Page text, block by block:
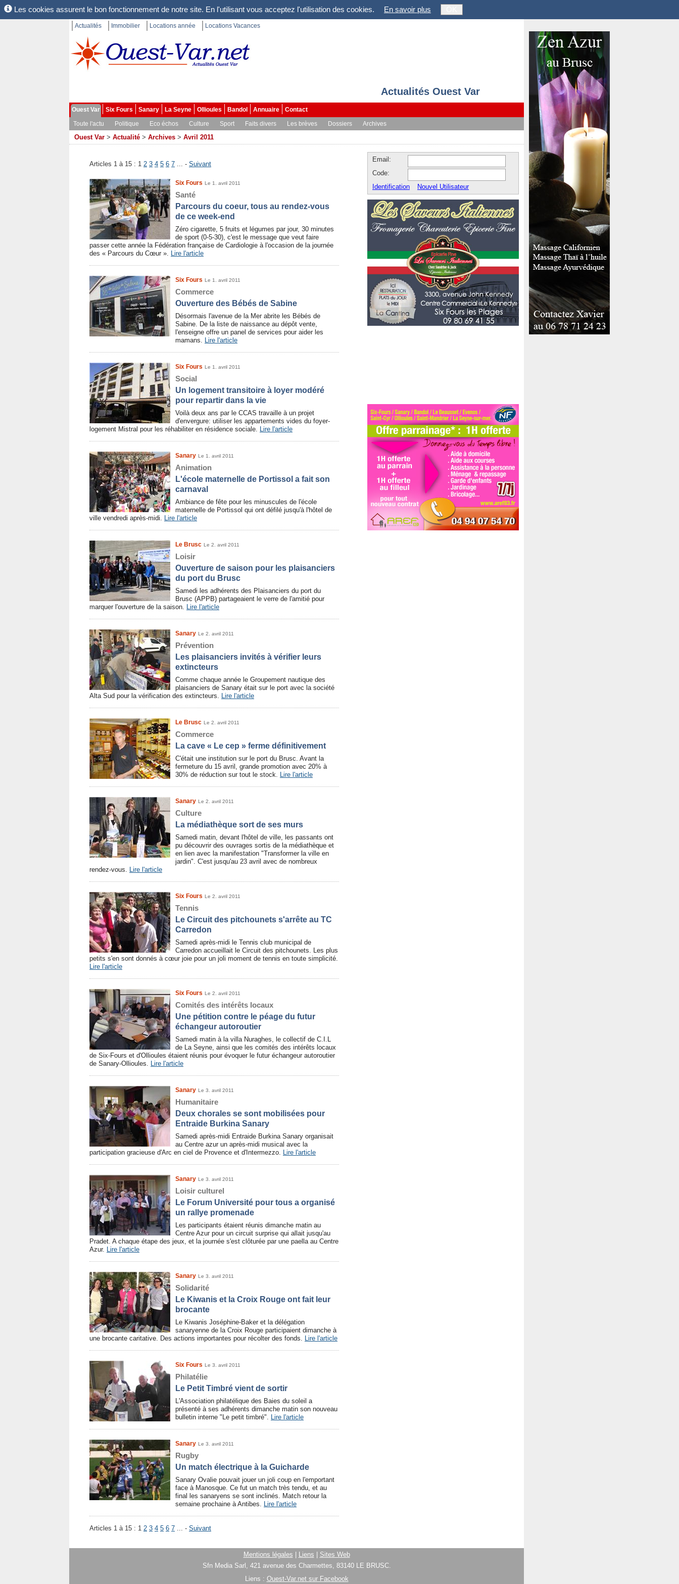
Les cookies assurent le bon fonctionnement de notre site. En l'utilisant vous acceptez l'utilisation des cookies. En savoir plus
Actualités Immobilier Locations année Locations Vacances
Actualités Ouest Var
Ouest Var Six Fours Sanary La Seyne Ollioules Bandol Annuaire
Contact
Toute l'actu
Politique Eco échos Culture Sport Faits divers Les brèves Dossiers Archives
Ouest Var > Actualité > Archives > Avril 2011
Articles 1 à 15 : 1 2 3 4 5 6 7 ... - Suivant
Six Fours Le 1. avril 2011
Santé
Parcours du coeur, tous au rendez-vous
de ce week-end
Zéro cigarette, 5 fruits et légumes par jour, 30 minutes
de sport (0-5-30), c'est le message que veut faire
passer cette année la Fédération française de Cardiologie à l'occasion de la journée
des « Parcours du Cœur ». Lire l'article
Six Fours Le 1. avril 2011
Commerce
Ouverture des Bébés de Sabine
Désormais l'avenue de la Mer abrite les Bébés de
Sabine. De la liste de naissance au dépôt vente,
l'enseigne offre un panel de services pour aider les
mamans. Lire l'article
Six Fours Le 1. avril 2011
Social
Un logement transitoire à loyer modéré
pour repartir dans la vie
Voilà deux ans par le CCAS travaille à un projet
d'envergure: utiliser les appartements vides du foyer-
logement Mistral pour les réhabiliter en résidence sociale. Lire l'article
Sanary Le 1. avril 2011
Animation
L'école maternelle de Portissol a fait son
carnaval
Ambiance de fête pour les minuscules de l'école
maternelle de Portissol qui ont défilé jusqu'à l'hôtel de
ville vendredi après-midi. Lire l'article
Le Brusc Le 2. avril 2011
Loisir
Ouverture de saison pour les plaisanciers
du port du Brusc
Samedi les adhérents des Plaisanciers du port du
Brusc (APPB) partageaient le verre de l'amitié pour
marquer l'ouverture de la saison. Lire l'article
Sanary Le 2. avril 2011
Prévention
Les plaisanciers invités à vérifier leurs
extincteurs
Comme chaque année le Groupement nautique des
plaisanciers de Sanary était sur le port avec la société
Alta Sud pour la vérification des extincteurs. Lire l'article
Le Brusc Le 2. avril 2011
Commerce
La cave « Le cep » ferme définitivement
C'était une institution sur le port du Brusc. Avant la
fermeture du 15 avril, grande promotion avec 20% à
30% de réduction sur tout le stock. Lire l'article
Sanary Le 2. avril 2011
Culture
La médiathèque sort de ses murs
Samedi matin, devant l'hôtel de ville, les passants ont
pu découvrir des ouvrages sortis de la médiathèque et
en lien avec la manifestation "Transformer la ville en
jardin". C'est jusqu'au 23 avril avec de nombreux
rendez-vous. Lire l'article
Six Fours Le 2. avril 2011
Tennis
Le Circuit des pitchounets s'arrête au TC
Carredon
Samedi après-midi le Tennis club municipal de
Carredon accueillait le Circuit des pitchounets. Les plus
petits s'en sont donnés à cœur joie pour un joli moment de tennis en toute simplicité.
Lire l'article
Six Fours Le 2. avril 2011
Comités des intérêts locaux
Une pétition contre le péage du futur
échangeur autoroutier
Samedi matin à la villa Nuraghes, le collectif de C.I.L
de La Seyne, ainsi que les comités des intérêts locaux
de Six-Fours et d'Ollioules étaient réunis pour évoquer le futur échangeur autoroutier
de Sanary-Ollioules. Lire l'article
Sanary Le 3. avril 2011
Humanitaire
Deux chorales se sont mobilisées pour
Entraide Burkina Sanary
Samedi après-midi Entraide Burkina Sanary organisait
au Centre azur un après-midi musical avec la
participation gracieuse d'Arc en ciel de Provence et d'Intermezzo. Lire l'article
Sanary Le 3. avril 2011
Loisir culturel
Le Forum Université pour tous a organisé
un rallye promenade
Les participants étaient réunis dimanche matin au
Centre Azur pour un circuit surprise qui allait jusqu'au
Pradet. A chaque étape des jeux, et la journée s'est clôturée par une paella au Centre
Azur. Lire l'article
Sanary Le 3. avril 2011
Solidarité
Le Kiwanis et la Croix Rouge ont fait leur
brocante
Le Kiwanis Joséphine-Baker et la délégation
sanaryenne de la Croix Rouge participaient dimanche à
une brocante caritative. Des actions importantes pour récolter des fonds. Lire l'article
Six Fours Le 3. avril 2011
Philatélie
Le Petit Timbré vient de sortir
L'Association philatélique des Baies du soleil a
présenté à ses adhérents dimanche matin son nouveau
bulletin interne "Le petit timbré". Lire l'article
Sanary Le 3. avril 2011
Rugby
Un match électrique à la Guicharde
Sanary Ovalie pouvait jouer un joli coup en l'emportant
face à Manosque. Ce fut un match très tendu, et au
final les sanaryens se sont inclinés. Match retour la
semaine prochaine à Antibes. Lire l'article
Articles 1 à 15 : 1 2 3 4 5 6 7 ... - Suivant
Email:
Code:
Identification
Nouvel Utilisateur
Mentions légales Liens
Sites Web
Sfn Media Sarl, 421 avenue des Charmettes, 83140 LE BRUSC.
Liens : Ouest-Var.net sur Facebook